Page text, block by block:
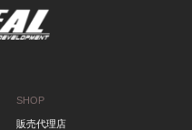
SHOP
販売代理店